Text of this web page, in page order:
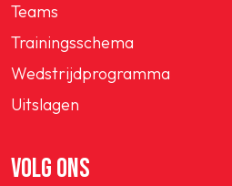
Teams
Trainingsschema
Wedstrijdprogramma
Uitslagen
VOLG ONS